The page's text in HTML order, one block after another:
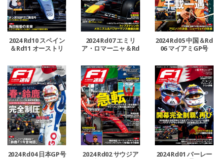
2024 Rd10 スペイン
＆Rd11 オーストリ
P号
2024 Rd07 エミリ
ア・ロマーニャ＆Rd
ナダGP号
2024 Rd05 中国＆Rd
06 マイアミGP号
2024 Rd04 日本GP号
2024 Rd02 サウジア
2024 Rd01 バーレー